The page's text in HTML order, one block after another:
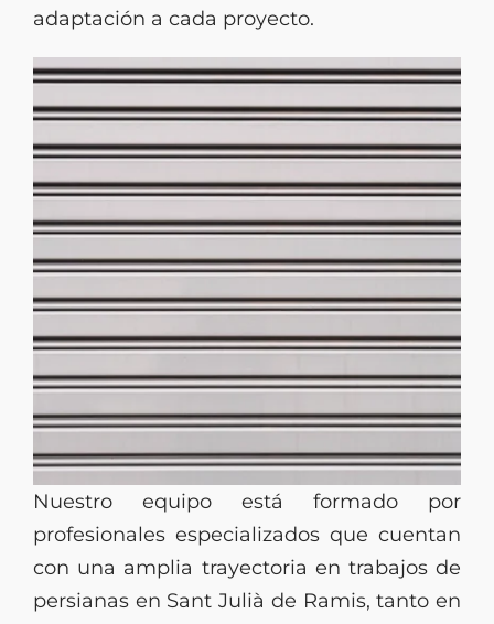
adaptación a cada proyecto.
Nuestro equipo está formado por
profesionales especializados que cuentan
con una amplia trayectoria en trabajos de
persianas en Sant Julià de Ramis, tanto en